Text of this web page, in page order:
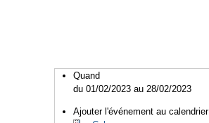
Quand
du 01/02/2023 au 28/02/2023
Ajouter l'événement au calendrier